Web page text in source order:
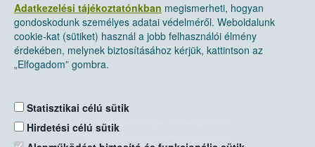
Adatkezelési tájékoztatónkban megismerheti, hogyan
gondoskodunk személyes adatai védelméről. Weboldalunk
cookie-kat (sütiket) használ a jobb felhasználói élmény
érdekében, melynek biztosításához kérjük, kattintson az
„Elfogadom” gombra.
Statisztikai célú sütik
Hirdetési célú sütikNemzeti Élelmiszerlánc-biztonsági Hivatal